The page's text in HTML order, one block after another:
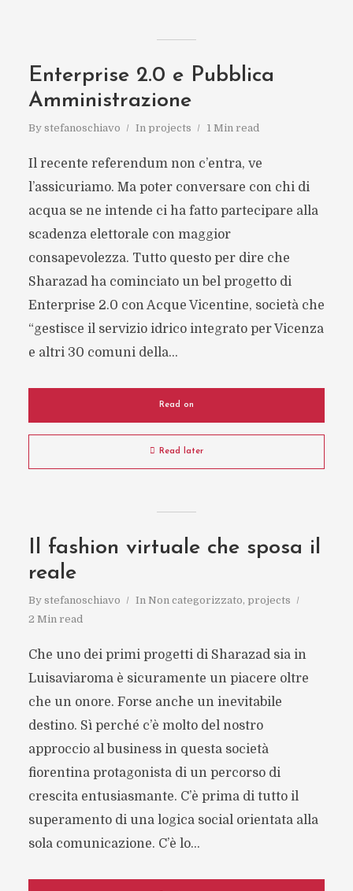
Enterprise 2.0 e Pubblica
Amministrazione
By stefanoschiavo In projects 1 Min read
Il recente referendum non c’entra, ve
l’assicuriamo. Ma poter conversare con chi di
acqua se ne intende ci ha fatto partecipare alla
scadenza elettorale con maggior
consapevolezza. Tutto questo per dire che
Sharazad ha cominciato un bel progetto di
Enterprise 2.0 con Acque Vicentine, società che
“gestisce il servizio idrico integrato per Vicenza
e altri 30 comuni della...
Read on
Read later
Il fashion virtuale che sposa il
reale
By stefanoschiavo In Non categorizzato, projects
2 Min read
Che uno dei primi progetti di Sharazad sia in
Luisaviaroma è sicuramente un piacere oltre
che un onore. Forse anche un inevitabile
destino. Sì perché c’è molto del nostro
approccio al business in questa società
fiorentina protagonista di un percorso di
crescita entusiasmante. C’è prima di tutto il
superamento di una logica social orientata alla
sola comunicazione. C’è lo...